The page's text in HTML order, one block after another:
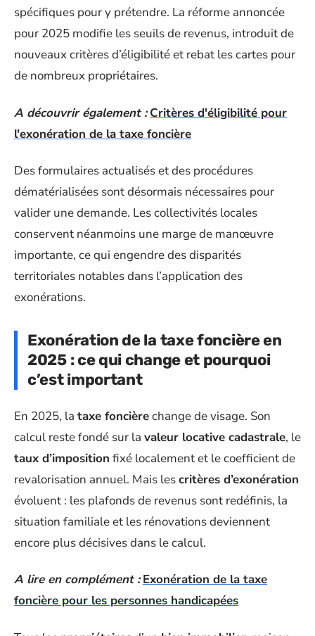
spécifiques pour y prétendre. La réforme annoncée
pour 2025 modifie les seuils de revenus, introduit de
nouveaux critères d’éligibilité et rebat les cartes pour
de nombreux propriétaires.
A découvrir également : Critères d'éligibilité pour
l'exonération de la taxe foncière
Des formulaires actualisés et des procédures
dématérialisées sont désormais nécessaires pour
valider une demande. Les collectivités locales
conservent néanmoins une marge de manœuvre
importante, ce qui engendre des disparités
territoriales notables dans l’application des
exonérations.
Exonération de la taxe foncière en
2025 : ce qui change et pourquoi
c’est important
En 2025, la taxe foncièrechange de visage. Son
calcul reste fondé sur la valeur locative cadastrale, le
taux d’imposition fixé localement et le coefficient de
revalorisation annuel. Mais lescritères d’exonération
évoluent : les plafonds de revenus sont redéfinis, la
situation familiale et les rénovations deviennent
encore plus décisives dans le calcul.
A lire en complément : Exonération de la taxe
foncière pour les personnes handicapées